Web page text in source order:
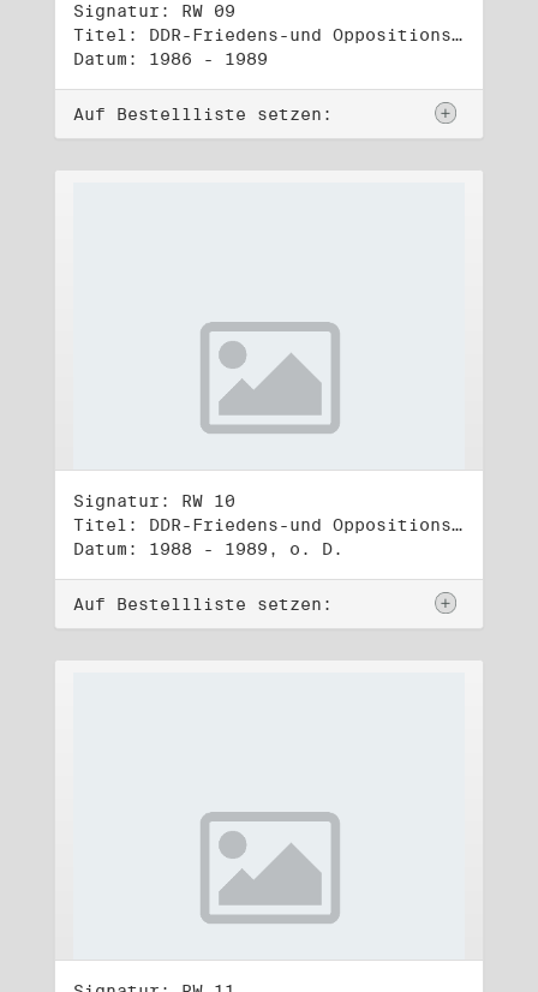
Signatur: RW 09
Titel: DDR-Friedens-und Oppositionsbewegung (2)
Datum: 1986 - 1989
Auf Bestellliste setzen:
Signatur: RW 10
Titel: DDR-Friedens-und Oppositionsbewegung (3)
Datum: 1988 - 1989, o. D.
Auf Bestellliste setzen: